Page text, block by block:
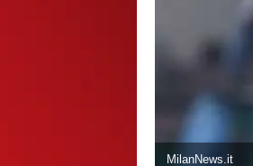
MilanNews.it